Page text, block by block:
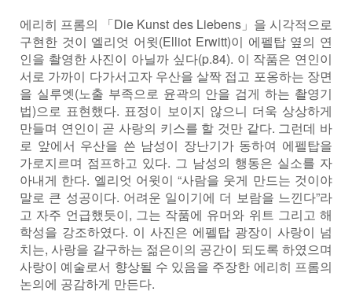
에리히 프롬의 「Die Kunst des Liebens」을 시각적으로
구현한 것이 엘리엇 어윗(Elliot Erwitt)이 에펠탑 옆의 연
인을 촬영한 사진이 아닐까 싶다(p.84). 이 작품은 연인이
서로 가까이 다가서고자 우산을 살짝 접고 포옹하는 장면
을 실루엣(노출 부족으로 윤곽의 안을 검게 하는 촬영기
법)으로 표현했다. 표정이 보이지 않으니 더욱 상상하게
만들며 연인이 곧 사랑의 키스를 할 것만 같다. 그런데 바
로 앞에서 우산을 쓴 남성이 장난기가 동하여 에펠탑을
가로지르며 점프하고 있다. 그 남성의 행동은 실소를 자
아내게 한다. 엘리엇 어윗이 “사람을 웃게 만드는 것이야
말로 큰 성공이다. 어려운 일이기에 더 보람을 느낀다”라
고 자주 언급했듯이, 그는 작품에 유머와 위트 그리고 해
학성을 강조하였다. 이 사진은 에펠탑 광장이 사랑이 넘
치는, 사랑을 갈구하는 젊은이의 공간이 되도록 하였으며
사랑이 예술로서 향상될 수 있음을 주장한 에리히 프롬의
논의에 공감하게 만든다.